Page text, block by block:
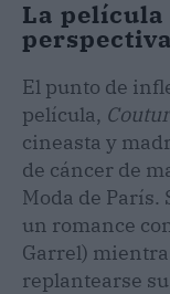
La película
perspectiva
El punto de
película,
cineasta y
de cáncer de
Moda de
un romance
Garrel)
replantearse